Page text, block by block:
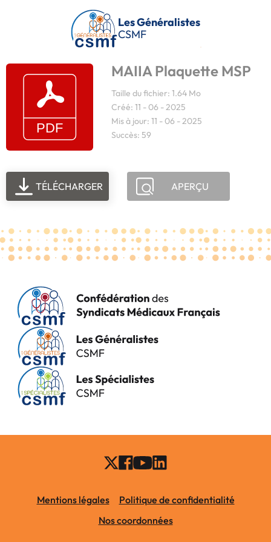
Passer au contenu principal
Les Généralistes
CSMF
MAIIA Plaquette MSP
Taille du fichier: 1.64 Mo
Créé: 11 - 06 - 2025
Mis à jour: 11 - 06 - 2025
Succès: 59
TÉLÉCHARGER APERÇU
Mentions légales
Politique de confidentialité
Nos coordonnées